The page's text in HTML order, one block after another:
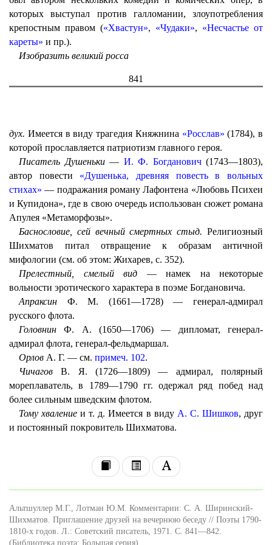
которых выступал против галломании, злоупотребления
крепостным правом («Хвастун», «Чудаки», «Несчастье от
кареты» и пр.).
Изобразить великий росса
841
дух. Имеется в виду трагедия Княжнина «Росслав» (1784), в
которой прославляется патриотизм главного героя.
Писатель Душеньки — И. Ф. Богданович(1743—1803),
автор повести «Душенька, древняя повесть в вольных
стихах» — подражания роману Лафонтена «Любовь Психеи
и Купидона», где в свою очередь использован сюжет романа
Апулея «Метаморфозы».
Баснословие, сей вечный смертных стыд. Религиозный
Шихматов питал отвращение к образам античной
мифологии (см. об этом: Жихарев, с. 352).
Прелестный, смелый вид — намек на некоторые
вольности эротического характера в поэме Богдановича.
Апраксин Ф. М. (1661—1728) — генерал-адмирал
русского флота.
ГоловнинФ. А. (1650—1706) — дипломат, генерал-
адмирал флота, генерал-фельдмаршал.
Орлов А. Г. — см. примеч. 102.
ЧичаговВ. Я. (1726—1809) — адмирал, полярный
мореплаватель, в 1789—1790 гг. одержал ряд побед над
более сильным шведским флотом.
Тому хвалениеи т. д. Имеется в виду А. С. Шишков, друг
и постоянный покровитель Шихматова.
Альтшуллер М.Г., Лотман Ю.М. Комментарии: С. А. Ширинский-
Шихматов. Приглашение друзей на вечернюю беседу // Поэты 1790-
1810-х годов. Л.: Советский писатель, 1971. С. 841—842.
(Библиотека поэта; Большая серия).